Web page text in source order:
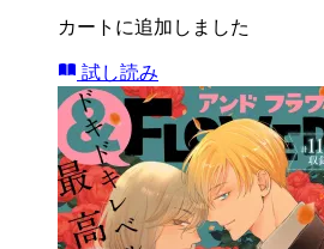
カートに追加しました
試し読み